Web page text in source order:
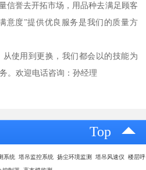
信誉去开拓市场，用品种去满足顾客
意度”提供优良服务是我们的质量方
使用到更换，我们都会以的技能为
。欢迎电话咨询：孙经理
Top
系统 塔吊监控系统 扬尘环境监测 塔吊风速仪 楼层呼